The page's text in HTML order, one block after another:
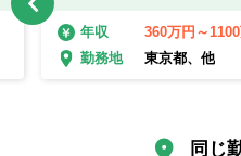
年収
360万円～
勤務地
東京都、他
同じ